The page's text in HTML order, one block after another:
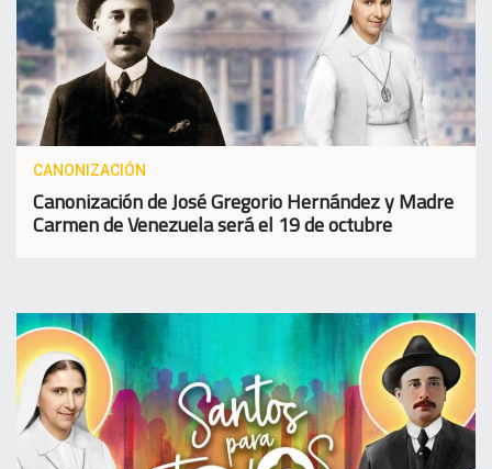
CANONIZACIÓN
Canonización de José Gregorio Hernández y Madre
Carmen de Venezuela será el 19 de octubre